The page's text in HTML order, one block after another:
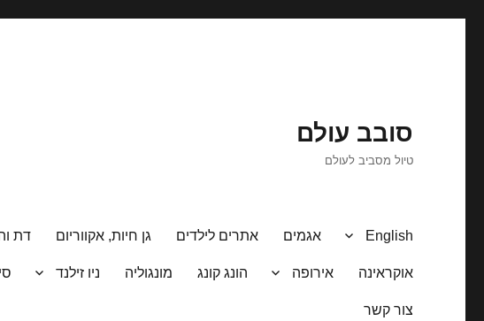
סובב עולם
טיול מסביב לעולם
English אגמים אתרים לילדים גן חיות, אקווריום דת
אוקראינה אירופה הונג קונג מונגוליה ניו זילנד
צור קשר